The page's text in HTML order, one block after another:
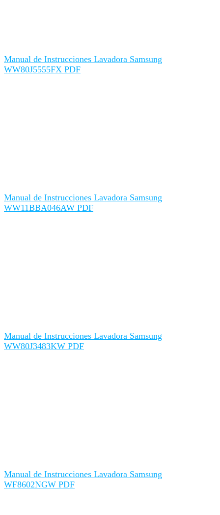
Manual de Instrucciones Lavadora Samsung
WW80J5555FX PDF
Manual de Instrucciones Lavadora Samsung
WW11BBA046AW PDF
Manual de Instrucciones Lavadora Samsung
WW80J3483KW PDF
Manual de Instrucciones Lavadora Samsung
WF8602NGW PDF